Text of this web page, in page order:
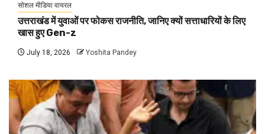
सोशल मीडिया वायरल
उत्तराखंड में युवाओं पर फोकस राजनीति, जानिए क्यों सत्ताधारियों के लिए
खास हुए Gen-z
July 18, 2026 Yoshita Pandey